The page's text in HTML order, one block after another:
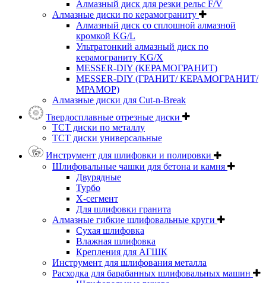
Алмазный диск для резки рельс F/V
Алмазные диски по керамограниту
Алмазный диск со сплошной алмазной
кромкой KG/L
Ультратонкий алмазный диск по
керамограниту KG/X
MESSER-DIY (КЕРАМОГРАНИТ)
MESSER-DIY (ГРАНИТ/ КЕРАМОГРАНИТ/
МРАМОР)
Алмазные диски для Cut-n-Break
Твердосплавные отрезные диски
ТСТ диски по металлу
ТСТ диски универсальные
Инструмент для шлифовки и полировки
Шлифовальные чашки для бетона и камня
Двурядные
Турбо
Х-сегмент
Для шлифовки гранита
Алмазные гибкие шлифовальные круги
Cухая шлифовка
Влажная шлифовка
Крепления для АГШК
Инструмент для шлифования металла
Расходка для барабанных шлифовальных машин